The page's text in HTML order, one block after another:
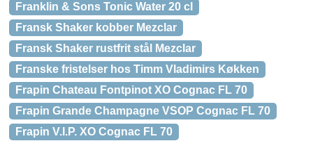
Franklin & Sons Tonic Water 20 cl
Fransk Shaker kobber Mezclar
Fransk Shaker rustfrit stål Mezclar
Franske fristelser hos Timm Vladimirs Køkken
Frapin Chateau Fontpinot XO Cognac FL 70
Frapin Grande Champagne VSOP Cognac FL 70
Frapin V.I.P. XO Cognac FL 70